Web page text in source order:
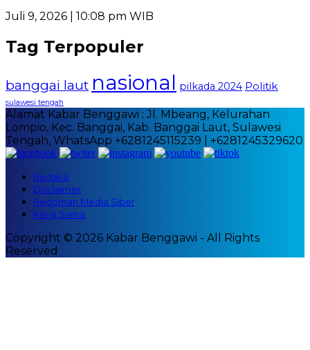
Juli 9, 2026 | 10:08 pm WIB
Tag Terpopuler
banggai laut nasional pilkada 2024 Politik
sulawesi tengah
Alamat Kabar Benggawi : Jl. Mbeang, Kelurahan
Lompio, Kec. Banggai, Kab. Banggai Laut, Sulawesi
Tengah, WhatsApp +6281245115239 | +6281245329620
Redaksi
Disclaimer
Pedoman Media Siber
Kerja Sama
Copyright © 2026 Kabar Benggawi - All Rights
Reserved